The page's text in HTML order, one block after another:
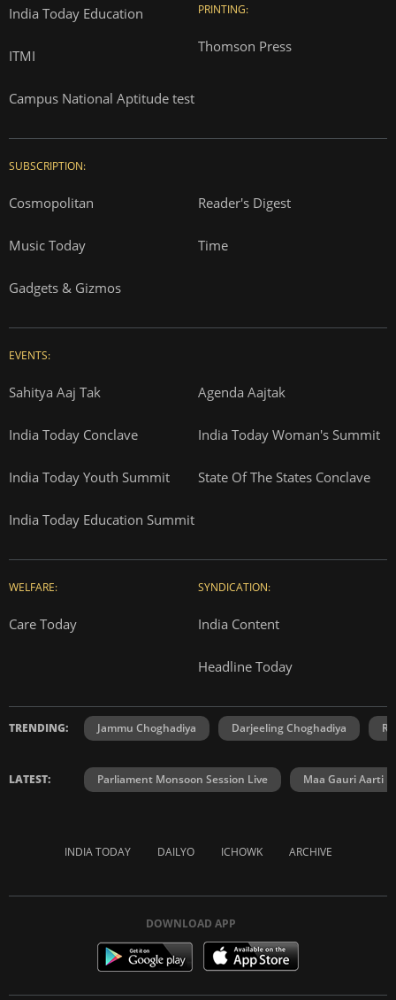
India Today Education
ITMI
Campus National Aptitude test
PRINTING:
Thomson Press
SUBSCRIPTION:
Cosmopolitan Reader's Digest
Music Today Time
Gadgets & Gizmos
EVENTS:
Sahitya Aaj Tak Agenda Aajtak
India Today Conclave India Today Woman's Summit
India Today Youth Summit State Of The States Conclave
India Today Education Summit
WELFARE:
Care Today
SYNDICATION:
India Content
Headline Today
TRENDING: Jammu Choghadiya Darjeeling Choghadiya
LATEST: Parliament Monsoon Session Live Maa Gauri Aarti
INDIA TODAY DAILYO ICHOWK ARCHIVE
DOWNLOAD APP